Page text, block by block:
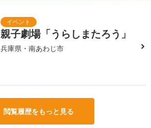
親子劇場「うらしまたろう」
兵庫県・南あわじ市
閲覧履歴をもっと見る